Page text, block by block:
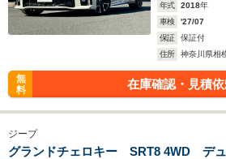
年式 2018年
車検
'27/07
保証
保証付
住所
神奈川県相
無
料
在庫確認・見積
ジープ
グランドチェロキー SRT8 4WD デュ